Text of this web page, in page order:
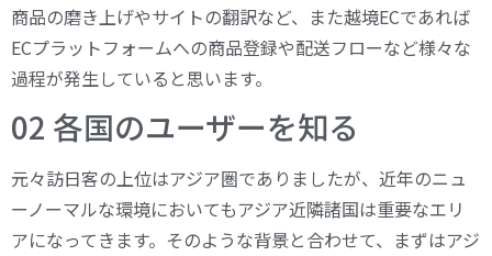
商品の磨き上げやサイトの翻訳など、また越境ECであれば
ECプラットフォームへの商品登録や配送フローなど様々な
過程が発生していると思います。
02 各国のユーザーを知る
元々訪日客の上位はアジア圏でありましたが、近年のニュ
ーノーマルな環境においてもアジア近隣諸国は重要なエリ
アになってきます。そのような背景と合わせて、まずはアジ